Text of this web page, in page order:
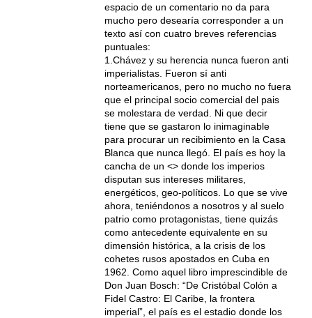
espacio de un comentario no da para
mucho pero desearía corresponder a un
texto así con cuatro breves referencias
puntuales:
1.Chávez y su herencia nunca fueron anti
imperialistas. Fueron sí anti
norteamericanos, pero no mucho no fuera
que el principal socio comercial del pais
se molestara de verdad. Ni que decir
tiene que se gastaron lo inimaginable
para procurar un recibimiento en la Casa
Blanca que nunca llegó. El país es hoy la
cancha de un <> donde los imperios
disputan sus intereses militares,
energéticos, geo-políticos. Lo que se vive
ahora, teniéndonos a nosotros y al suelo
patrio como protagonistas, tiene quizás
como antecedente equivalente en su
dimensión histórica, a la crisis de los
cohetes rusos apostados en Cuba en
1962. Como aquel libro imprescindible de
Don Juan Bosch: “De Cristóbal Colón a
Fidel Castro: El Caribe, la frontera
imperial”, el país es el estadio donde los